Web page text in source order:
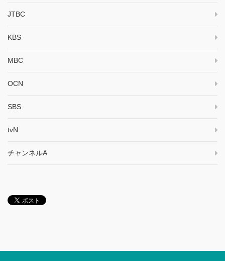
JTBC
KBS
MBC
OCN
SBS
tvN
チャンネルA